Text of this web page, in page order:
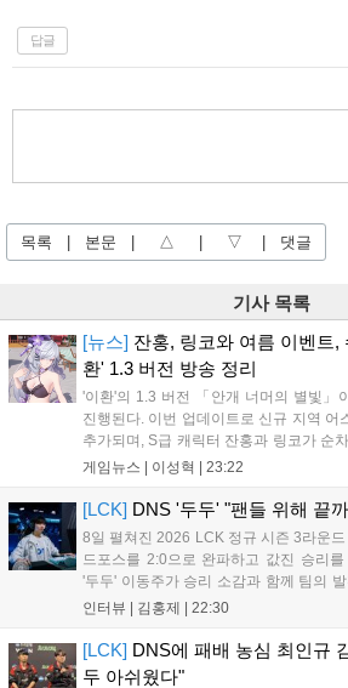
답글
목록 본문 △ ▽ 댓글
기사 목록
[뉴스] 잔홍, 링코와 여름 이벤트,
환' 1.3 버전 방송 정리
'이환'의 1.3 버전 「안개 너머의 별빛」
진행된다. 이번 업데이트로 신규 지역 어
추가되며, S급 캐릭터 잔홍과 링코가 순
맞아 비치발리볼, 수상 오토바이 등 다채
가능한 교환 코드 3종이 제공되며, 상세
수 있다....
게임뉴스 | 이성혁 23:22
[LCK] DNS '두두' "팬들 위해 끝
8일 펼쳐진 2026 LCK 정규 시즌 3라운
드포스를 2:0으로 완파하고 값진 승리
'두두' 이동주가 승리 소감과 함께 팀의
다. 먼저 오랜만의 2:0 완승에 대해 '두두'
인터뷰 | 김홍제 22:30
[LCK] DNS에 패배 농심 최인규
두 아쉬웠다"